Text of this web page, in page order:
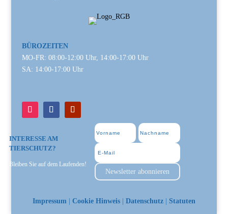
BÜROZEITEN
MO-FR: 08:00-12:00 Uhr, 14:00-17:00 Uhr
SA: 14:00-17:00 Uhr
INTERESSE AM
TIERSCHUTZ?
Bleiben Sie auf dem Laufenden!
Newsletter abonnieren
Impressum| Cookie Hinweis| Datenschutz| Statuten